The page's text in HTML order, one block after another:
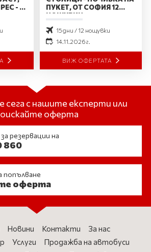
- 10
ПУКЕТ, ОТ СОФИЯ 12
НОЩУВКИ
15 дни / 12 нощувки
14.11.2026 г.
ВИЖ ОФЕРТАТА
сега с нашите експерти или
оферта
резервации на
860
попълване
оферта
Новини Контакти
За нас
Услуги
Продажба на автобуси